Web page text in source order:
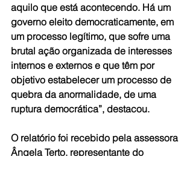
aquilo que está acontecendo. Há um
governo eleito democraticamente, em
um processo legítimo, que sofre uma
brutal ação organizada de interesses
internos e externos e que têm por
objetivo estabelecer um processo de
quebra da anormalidade, de uma
ruptura democrática”, destacou.
O relatório foi recebido pela assessora
Ângela Terto, representante do